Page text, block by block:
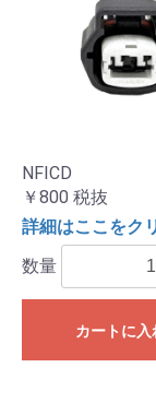
NFICD
￥800 税抜
詳細はここをク
数量
カートに入